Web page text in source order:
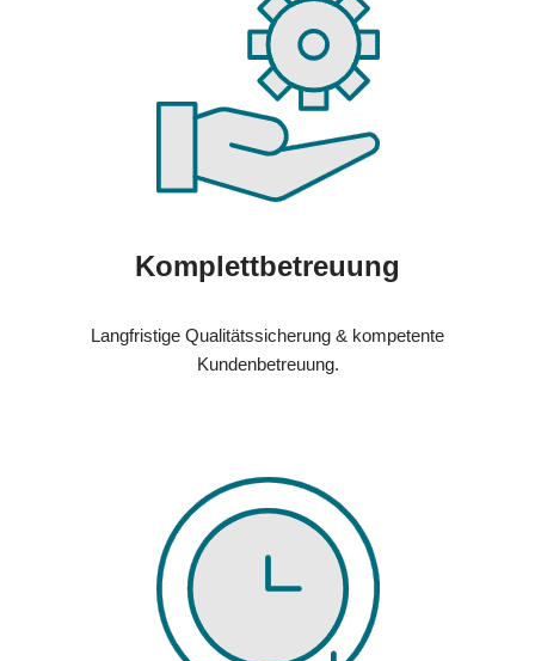
Komplettbetreuung
Langfristige Qualitätssicherung & kompetente
Kundenbetreuung.